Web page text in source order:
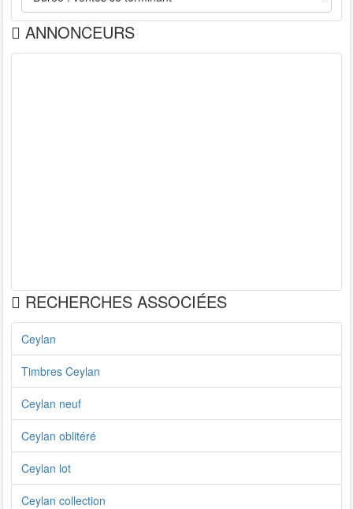
ANNONCEURS
RECHERCHES ASSOCIÉES
Ceylan
Timbres Ceylan
Ceylan neuf
Ceylan oblitéré
Ceylan lot
Ceylan collection